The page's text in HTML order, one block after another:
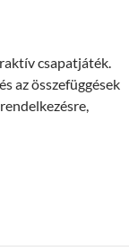
csapatjáték.
az összefüggések
– Nem